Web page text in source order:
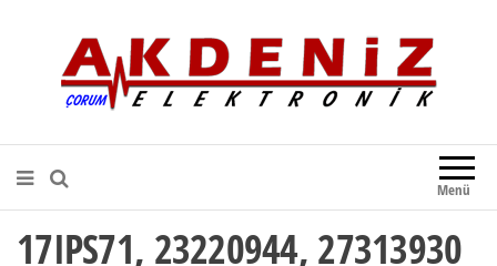
Akdeniz Elektronik
Teknik Destek, Kaliteli Hizmet |
Çorum Elektronik Firması
Menü
17IPS71, 23220944, 27313930